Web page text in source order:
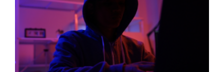
wachtwoorden zijn niet getroffen.